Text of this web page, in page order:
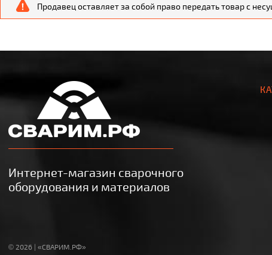
Продавец оставляет за собой право передать товар с
Интернет-магазин сварочного
оборудования и материалов
© 2026 | «СВАРИМ.РФ»